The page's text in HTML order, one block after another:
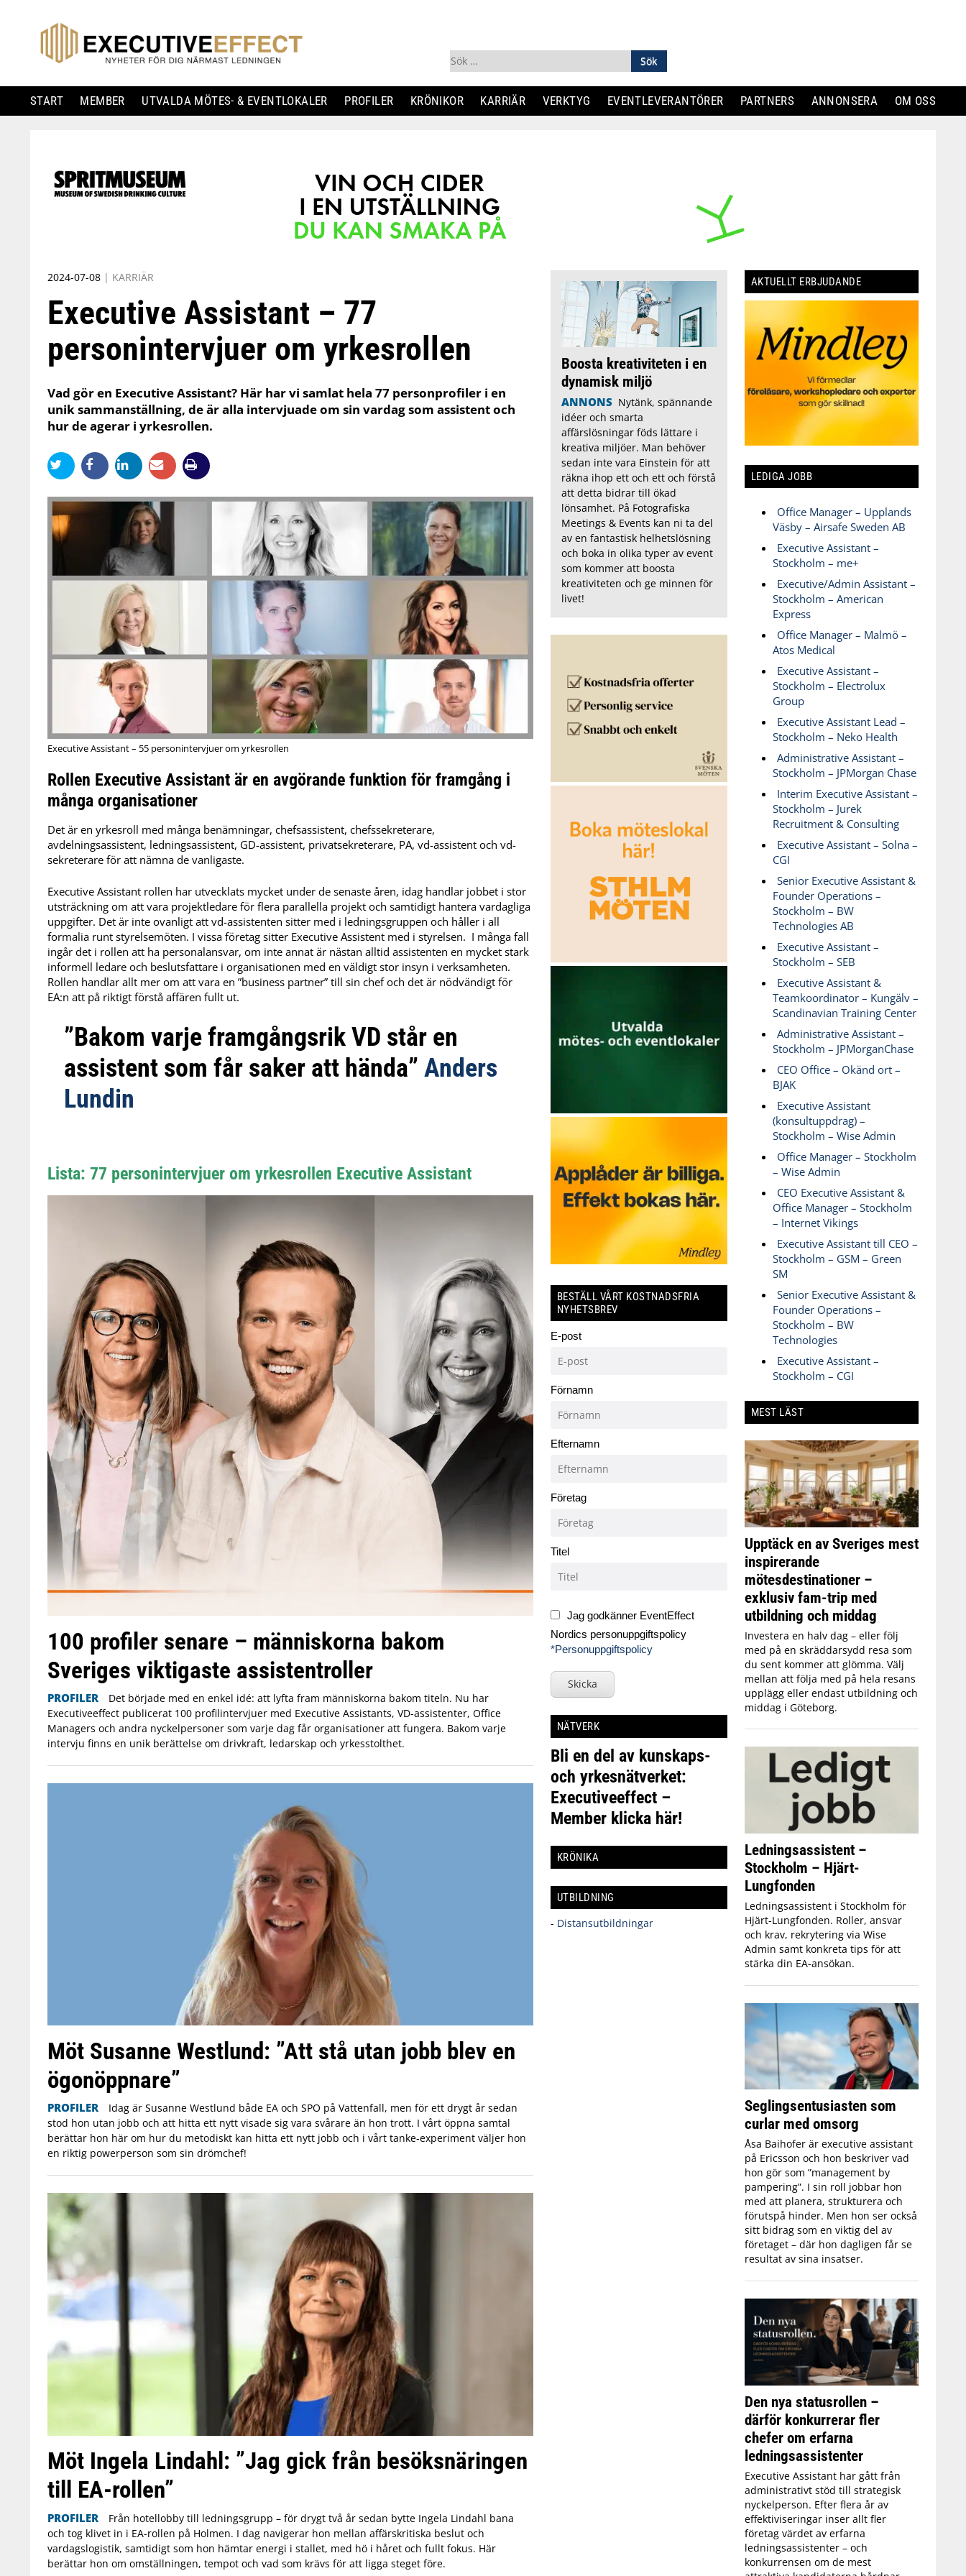
Sök
efter:
START MEMBER UTVALDA MÖTES- & EVENTLOKALER PROFILER KRÖNIKOR KARRIÄR VERKTYG EVENTLEVERANTÖRER PARTNERS ANNONSERA OM OSS
to
content
2024-07-08 | KARRIÄR
Executive Assistant – 77
personintervjuer om yrkesrollen
Vad gör en Executive Assistant? Här har vi samlat hela 77 personprofiler i en
unik sammanställning, de är alla intervjuade om sin vardag som assistent och
hur de agerar i yrkesrollen.
Executive Assistant – 55 personintervjuer om yrkesrollen
Rollen Executive Assistant är en avgörande funktion för framgång i
många organisationer
Det är en yrkesroll med många benämningar, chefsassistent, chefssekreterare,
avdelningsassistent, ledningsassistent, GD-assistent, privatsekreterare, PA, vd-assistent och vd-
sekreterare för att nämna de vanligaste.
Executive Assistant rollen har utvecklats mycket under de senaste åren, idag handlar jobbet i stor
utsträckning om att vara projektledare för flera parallella projekt och samtidigt hantera vardagliga
uppgifter. Det är inte ovanligt att vd-assistenten sitter med i ledningsgruppen och håller i all
formalia runt styrelsemöten. I vissa företag sitter Executive Assistent med i styrelsen. I många fall
ingår det i rollen att ha personalansvar, om inte annat är nästan alltid assistenten en mycket stark
informell ledare och beslutsfattare i organisationen med en väldigt stor insyn i verksamheten.
Rollen handlar allt mer om att vara en ”business partner” till sin chef och det är nödvändigt för
EA:n att på riktigt förstå affären fullt ut.
”Bakom varje framgångsrik VD står en
assistent som får saker att hända” Anders
Lundin
Lista: 77 personintervjuer om yrkesrollen Executive Assistant
100 profiler senare – människorna bakom
Sveriges viktigaste assistentroller
PROFILER
Det började med en enkel idé: att lyfta fram människorna bakom titeln. Nu har
Executiveeffect publicerat 100 profilintervjuer med Executive Assistants, VD-assistenter, Office
Managers och andra nyckelpersoner som varje dag får organisationer att fungera. Bakom varje
intervju finns en unik berättelse om drivkraft, ledarskap och yrkesstolthet.
Möt Susanne Westlund: ”Att stå utan jobb blev en
ögonöppnare”
PROFILER
Idag är Susanne Westlund både EA och SPO på Vattenfall, men för ett drygt år sedan
stod hon utan jobb och att hitta ett nytt visade sig vara svårare än hon trott. I vårt öppna samtal
berättar hon här om hur du metodiskt kan hitta ett nytt jobb och i vårt tanke-experiment väljer hon
en riktig powerperson som sin drömchef!
Möt Ingela Lindahl: ”Jag gick från besöksnäringen
till EA-rollen”
PROFILER
Från hotellobby till ledningsgrupp – för drygt två år sedan bytte Ingela Lindahl bana
och tog klivet in i EA-rollen på Holmen. I dag navigerar hon mellan affärskritiska beslut och
vardagslogistik, samtidigt som hon hämtar energi i stallet, med hö i håret och fullt fokus. Här
berättar hon om omställningen, tempot och vad som krävs för att ligga steget före.
Boosta kreativiteten i en
dynamisk miljö
ANNONS Nytänk, spännande
idéer och smarta
affärslösningar föds lättare i
kreativa miljöer. Man behöver
sedan inte vara Einstein för att
räkna ihop ett och ett och förstå
att detta bidrar till ökad
lönsamhet. På Fotografiska
Meetings & Events kan ni ta del
av en fantastisk helhetslösning
och boka in olika typer av event
som kommer att boosta
kreativiteten och ge minnen för
livet!
BESTÄLL VÅRT KOSTNADSFRIA
NYHETSBREV
E-post
Förnamn
Efternamn
Företag
Titel
Jag godkänner EventEffect
Nordics personuppgiftspolicy
*Personuppgiftspolicy
Skicka
NÄTVERK
Bli en del av kunskaps-
och yrkesnätverket:
Executiveeffect –
Member klicka här!
KRÖNIKA
UTBILDNING
- Distansutbildningar
AKTUELLT ERBJUDANDE
LEDIGA JOBB
Office Manager – Upplands
Väsby – Airsafe Sweden AB
Executive Assistant –
Stockholm – me+
Executive/Admin Assistant –
Stockholm – American
Express
Office Manager – Malmö –
Atos Medical
Executive Assistant –
Stockholm – Electrolux
Group
Executive Assistant Lead –
Stockholm – Neko Health
Administrative Assistant –
Stockholm – JPMorgan Chase
Interim Executive Assistant –
Stockholm – Jurek
Recruitment & Consulting
Executive Assistant – Solna –
CGI
Senior Executive Assistant &
Founder Operations –
Stockholm – BW
Technologies AB
Executive Assistant –
Stockholm – SEB
Executive Assistant &
Teamkoordinator – Kungälv –
Scandinavian Training Center
Administrative Assistant –
Stockholm – JPMorganChase
CEO Office – Okänd ort –
BJAK
Executive Assistant
(konsultuppdrag) –
Stockholm – Wise Admin
Office Manager – Stockholm
– Wise Admin
CEO Executive Assistant &
Office Manager – Stockholm
– Internet Vikings
Executive Assistant till CEO –
Stockholm – GSM – Green
SM
Senior Executive Assistant &
Founder Operations –
Stockholm – BW
Technologies
Executive Assistant –
Stockholm – CGI
MEST LÄST
Upptäck en av Sveriges mest
inspirerande
mötesdestinationer –
exklusiv fam-trip med
utbildning och middag
Investera en halv dag – eller följ
med på en skräddarsydd resa som
du sent kommer att glömma. Välj
mellan att följa med på hela resans
upplägg eller endast utbildning och
middag i Göteborg.
Ledningsassistent –
Stockholm – Hjärt-
Lungfonden
Ledningsassistent i Stockholm för
Hjärt-Lungfonden. Roller, ansvar
och krav, rekrytering via Wise
Admin samt konkreta tips för att
stärka din EA-ansökan.
Seglingsentusiasten som
curlar med omsorg
Åsa Baihofer är executive assistant
på Ericsson och hon beskriver vad
hon gör som ”management by
pampering”. I sin roll jobbar hon
med att planera, strukturera och
förutspå hinder. Men hon ser också
sitt bidrag som en viktig del av
företaget – där hon dagligen får se
resultat av sina insatser.
Den nya statusrollen –
därför konkurrerar fler
chefer om erfarna
ledningsassistenter
Executive Assistant har gått från
administrativt stöd till strategisk
nyckelperson. Efter flera år av
effektiviseringar inser allt fler
företag värdet av erfarna
ledningsassistenter – och
konkurrensen om de mest